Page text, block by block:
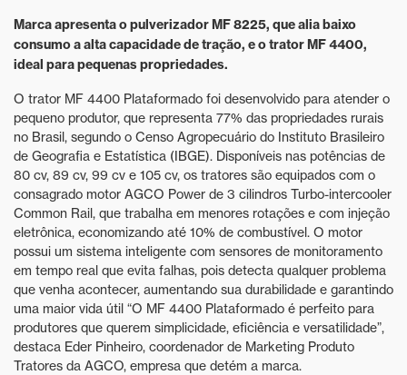
Marca apresenta o pulverizador MF 8225, que alia baixo
consumo a alta capacidade de tração, e o trator MF 4400,
ideal para pequenas propriedades.
O trator MF 4400 Plataformado foi desenvolvido para atender o
pequeno produtor, que representa 77% das propriedades rurais
no Brasil, segundo o Censo Agropecuário do Instituto Brasileiro
de Geografia e Estatística (IBGE). Disponíveis nas potências de
80 cv, 89 cv, 99 cv e 105 cv, os tratores são equipados com o
consagrado motor AGCO Power de 3 cilindros Turbo-intercooler
Common Rail, que trabalha em menores rotações e com injeção
eletrônica, economizando até 10% de combustível. O motor
possui um sistema inteligente com sensores de monitoramento
em tempo real que evita falhas, pois detecta qualquer problema
que venha acontecer, aumentando sua durabilidade e garantindo
uma maior vida útil “O MF 4400 Plataformado é perfeito para
produtores que querem simplicidade, eficiência e versatilidade”,
destaca Eder Pinheiro, coordenador de Marketing Produto
Tratores da AGCO, empresa que detém a marca.